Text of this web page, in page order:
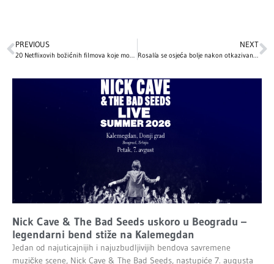
PREVIOUS
20 Netflixovih božićnih filmova koje morate pogledati ove praznične sezone
NEXT
Rosalía se osjeća bolje nakon otkazivanja koncerta u Milanu
Nick Cave & The Bad Seeds uskoro u Beogradu –
legendarni bend stiže na Kalemegdan
Jedan od najuticajnijih i najuzbudljivijih bendova savremene
muzičke scene, Nick Cave & The Bad Seeds, nastupiće 7. augusta